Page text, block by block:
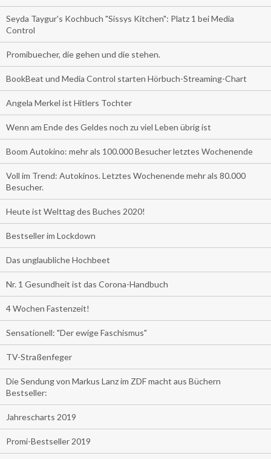
Seyda Taygur's Kochbuch "Sissys Kitchen": Platz 1 bei Media
Control
Promibuecher, die gehen und die stehen.
BookBeat und Media Control starten Hörbuch-Streaming-Chart
Angela Merkel ist Hitlers Tochter
Wenn am Ende des Geldes noch zu viel Leben übrig ist
Boom Autokino: mehr als 100.000 Besucher letztes Wochenende
Voll im Trend: Autokinos. Letztes Wochenende mehr als 80.000
Besucher.
Heute ist Welttag des Buches 2020!
Bestseller im Lockdown
Das unglaubliche Hochbeet
Nr. 1 Gesundheit ist das Corona-Handbuch
4 Wochen Fastenzeit!
Sensationell: "Der ewige Faschismus"
TV-Straßenfeger
Die Sendung von Markus Lanz im ZDF macht aus Büchern
Bestseller:
Jahrescharts 2019
Promi-Bestseller 2019